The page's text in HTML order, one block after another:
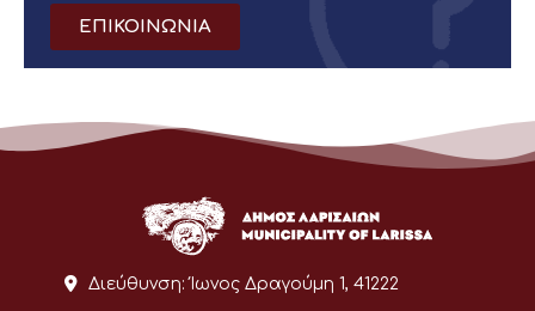
ΕΠΙΚΟΙΝΩΝΙΑ
Διεύθυνση: Ίωνος Δραγούμη 1, 41222